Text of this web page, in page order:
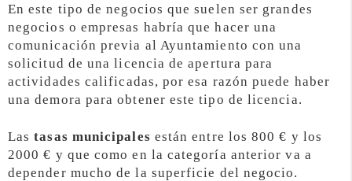
En este tipo de negocios que suelen ser grandes
negocios o empresas habría que hacer una
comunicación previa al Ayuntamiento con una
solicitud de una licencia de apertura para
actividades calificadas, por esa razón puede haber
una demora para obtener este tipo de licencia.
Lastasas municipales están entre los 800 € y los
2000 € y que como en la categoría anterior va a
depender mucho de la superficie del negocio.